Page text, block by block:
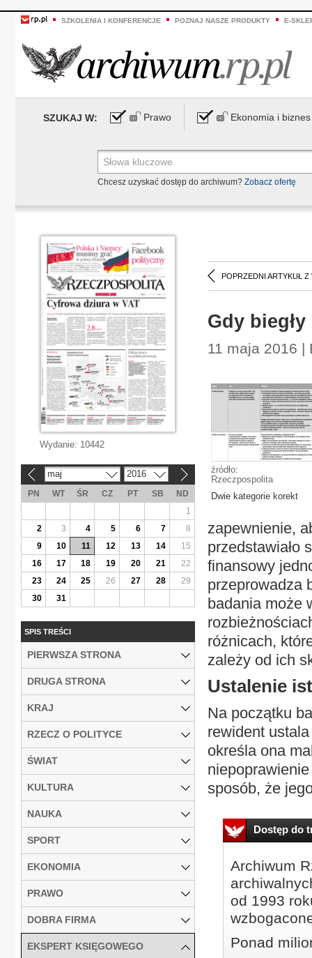
SZKOLENIA I KONFERENCJE POZNAJ NASZE PRODUKTY E-
SZUKAJ W: Prawo Ekonomia i biznes
Chcesz uzyskać dostęp do archiwum? Zobacz ofertę
POPRZEDNI ARTYKUŁ Z
Gdy
11 maja 2016 |
źródło:
Rzeczpospolita
Dwie kategorie korekt
zapewnienie,
przedstawiało
finansowy
przeprowadza
badania może
różnicach,
zależy od ich
Ustalenie
Na początku
rewident
określa ona
sposób, że
Dostęp do
Archiwum
od 1993
Ponad
Wydanie: 10442
maj 2016
PN WT ŚR CZ PT SB
ND
1
2
3 4 5 6 7
8
9
10 11 12 13 14
15
16
17 18 19 20 21
22
23
24 25 26 27 28
29
30
31
SPIS TREŚCI
PIERWSZA STRONA
DRUGA STRONA
KRAJ
RZECZ O POLITYCE
ŚWIAT
KULTURA
NAUKA
SPORT
EKONOMIA
PRAWO
DOBRA FIRMA
EKSPERT KSIĘGOWEGO